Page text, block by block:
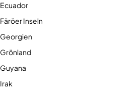
Ecuador
Färöer Inseln
Georgien
Grönland
Guyana
Irak